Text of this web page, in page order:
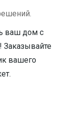
ваш дом с
Заказывайте
вашего